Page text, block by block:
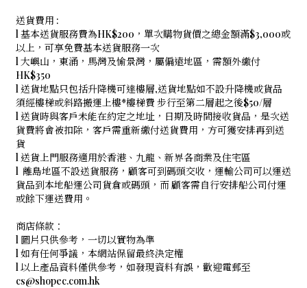
送貨費用 :
l 基本送貨服務費為HK$200，單次購物貨價之總金額滿$3,000或
以上，可享免費基本送貨服務一次
l 大嶼山，東涌，馬灣及愉景灣，屬偏遠地區，需額外繳付
HK$350
l 送貨地點只包括升降機可達樓層,送貨地點如不設升降機或貨品
須經樓梯或斜路搬運上樓*樓梯費 步行至第二層起之後$50/層
l 送貨時與客戶未能在約定之地址，日期及時間接收貨品，是次送
貨費將會被扣除，客戶需重新繳付送貨費用，方可獲安排再到送
貨
l 送貨上門服務適用於香港、九龍、新界各商業及住宅區
l 離島地區不設送貨服務，顧客可到碼頭交收，運輸公司可以運送
貨品到本地船運公司貨倉或碼頭，而 顧客需自行安排船公司付運
或餘下運送費用。
商店條款：
l 圖片只供參考，一切以實物為準
l 如有任何爭議，本網站保留最終決定權
l 以上產品資料僅供參考，如發現資料有誤，歡迎電郵至
cs@shopec.com.hk